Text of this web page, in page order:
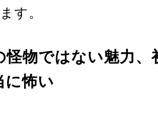
す。
怪物ではない魅力、
に怖い